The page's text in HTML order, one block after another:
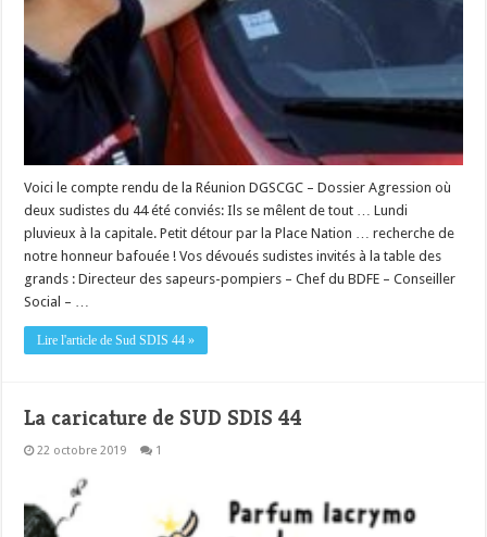
Voici le compte rendu de la Réunion DGSCGC – Dossier Agression où
deux sudistes du 44 été conviés: Ils se mêlent de tout … Lundi
pluvieux à la capitale. Petit détour par la Place Nation … recherche de
notre honneur bafouée ! Vos dévoués sudistes invités à la table des
grands : Directeur des sapeurs-pompiers – Chef du BDFE – Conseiller
Social – …
Lire l'article de Sud SDIS 44 »
La caricature de SUD SDIS 44
22 octobre 2019 1